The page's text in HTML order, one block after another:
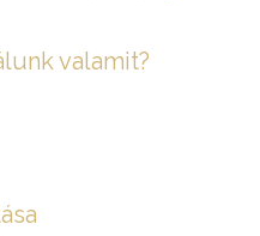
valamit?